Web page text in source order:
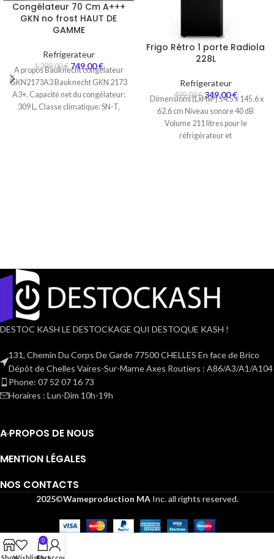
Congélateur 70 Cm A+++
GKN no frost HAUT DE
GAMME
Refrigerateur
1 299,00€ 749,00€
A propos Bauknecht congelateur
GKN2173A3 Bauknecht GKN 2173
A3+. Capacité net du congélateur:
309 L, Classe climatique: SN-T,
Frigo Rétro 1 porte Radiola
228L
Refrigerateur
499,00€ 349,00€
Dimensions (LxHxP) 54.5 x 145.6 x
62.6 cm Niveau sonore 40 dB
Volume 211 litres pour le
réfrigérateur et
DESTOC KASH LE DESTOCKAGE QUI DESTOQUE KASH !
131, Chemin Du Corps De Garde 77500 CHELLES En face de Brico
Dépôt de Chelles Vaires-Sur-Marne Axes Routiers : A86/A3/A1/A104
Phone: 07 52 07 16 73
Horaires : Lun-Dim 10h-19h
A PROPOS DE NOUS
MENTION LÉGALES
NOS CONTACTS
2025©Wameproduction MA Inc. all rights reserved.
0